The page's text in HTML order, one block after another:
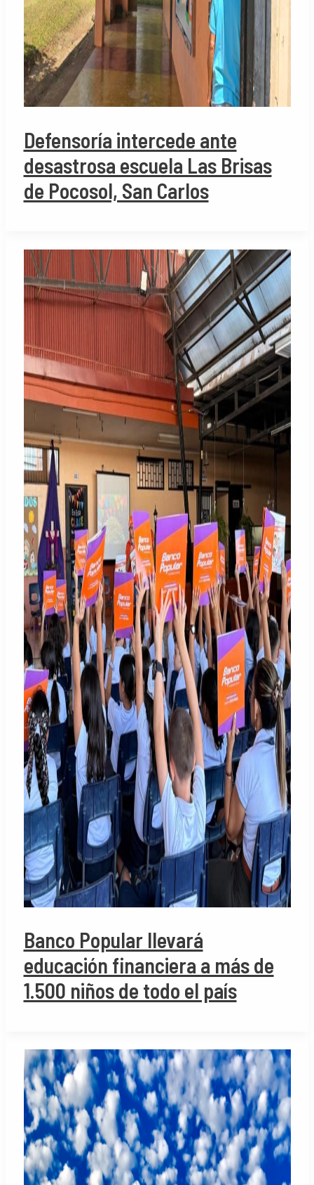
Defensoría intercede ante
desastrosa escuela Las Brisas
de Pocosol, San Carlos
Banco Popular llevará
educación financiera a más de
1.500 niños de todo el país